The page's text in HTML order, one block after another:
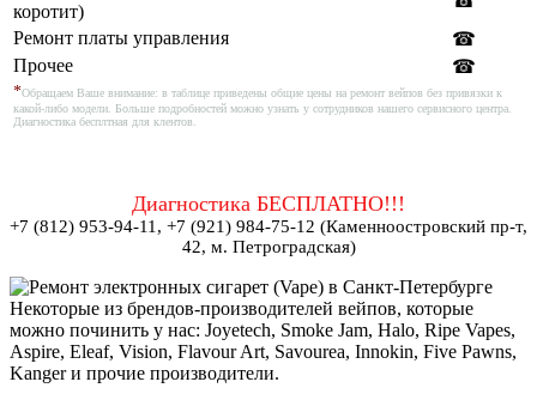
коротит)
Ремонт платы управления
☎
Прочее
☎
*Обращаем Ваше внимание: в таблице приведены общие цены на ремонт вейпов без привязки к
какой-либо модели. Больше подробностей можно узнать у сотрудников нашего сервисного центра.
Диагностика бесплтная для клентов.
Диагностика БЕСПЛАТНО!!!
+7 (812) 953-94-11, +7 (921) 984-75-12 (Каменноостровский пр-т,
42, м. Петроградская)
Некоторые из брендов-производителей вейпов, которые
можно починить у нас: Joyetech, Smoke Jam, Halo, Ripe Vapes,
Aspire, Eleaf, Vision, Flavour Art, Savourea, Innokin, Five Pawns,
Kanger и прочие производители.